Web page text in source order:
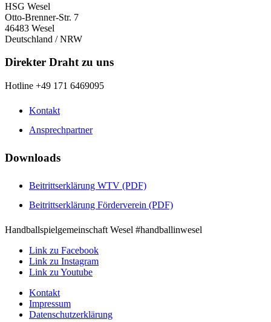
HSG Wesel
Otto-Brenner-Str. 7
46483 Wesel
Deutschland / NRW
Direkter Draht zu uns
Hotline +49 171 6469095
Kontakt
Ansprechpartner
Downloads
Beitrittserklärung WTV (PDF)
Beitrittserklärung Förderverein (PDF)
Handballspielgemeinschaft Wesel #handballinwesel
Link zu Facebook
Link zu Instagram
Link zu Youtube
Kontakt
Impressum
Datenschutzerklärung